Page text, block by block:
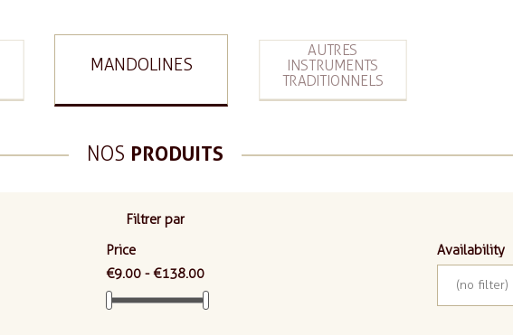
MANDOLINES
AUTRES
INSTRUMENTS
TRADITIONNELS
NOS PRODUITS
Filtrer par
Price
€9.00 - €138.00
Availability
(no filter)